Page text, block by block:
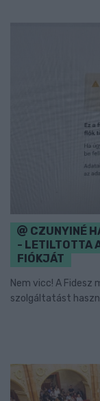
CZUNYINÉ
- LETILTOTTA
FIÓKJÁT
Nem vicc! A Fidesz
szolgáltatást